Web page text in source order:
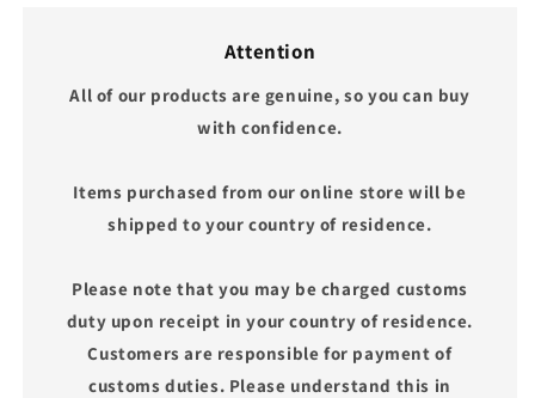
Attention
All of our products are genuine, so you can buy
with confidence.
Items purchased from our online store will be
shipped to your country of residence.
Please note that you may be charged customs
duty upon receipt in your country of residence.
Customers are responsible for payment of
customs duties. Please understand this in